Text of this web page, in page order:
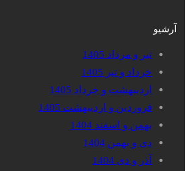
آرشیو
تیر و مرداد 1405
خرداد و تیر 1405
اردیبهشت و خرداد 1405
فروردین و اردیبهشت 1405
بهمن و اسفند 1404
دی و بهمن 1404
آذر و دی 1404